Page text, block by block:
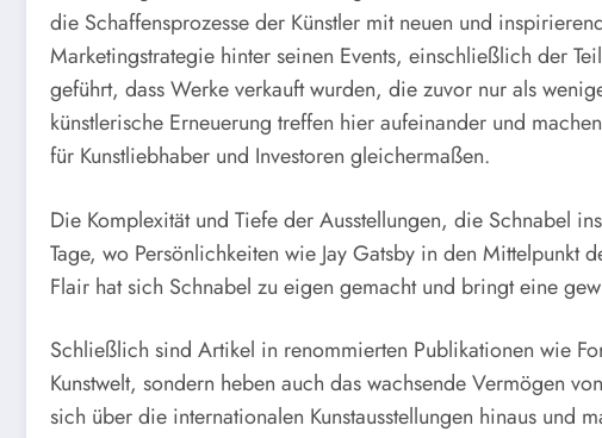
die Schaffensprozesse der Künstler mit neuen und
Marketingstrategie hinter seinen Events, einschließlich der
geführt, dass Werke verkauft wurden, die zuvor nur als
künstlerische Erneuerung treffen hier aufeinander und
für Kunstliebhaber und Investoren gleichermaßen.
Die Komplexität und Tiefe der Ausstellungen, die Schnabel
Tage, wo Persönlichkeiten wie Jay Gatsby in den Mittelpunkt
Flair hat sich Schnabel zu eigen gemacht und bringt eine
Schließlich sind Artikel in renommierten Publikationen wie
Kunstwelt, sondern heben auch das wachsende Vermögen
sich über die internationalen Kunstausstellungen hinaus und